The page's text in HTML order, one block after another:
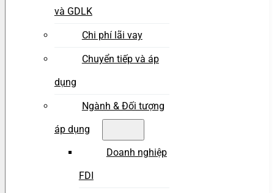
và GDLK
Chi phí lãi vay
Chuyển tiếp và áp
dụng
Ngành & Đối tượng
áp dụng
Doanh nghiệp
FDI